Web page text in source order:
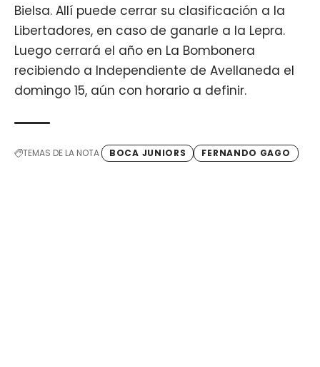
Bielsa. Allí puede cerrar su clasificación a la
Libertadores, en caso de ganarle a la Lepra.
Luego cerrará el año en La Bombonera
recibiendo a Independiente de Avellaneda el
domingo 15, aún con horario a definir.
TEMAS DE LA NOTA BOCA JUNIORS FERNANDO GAGO